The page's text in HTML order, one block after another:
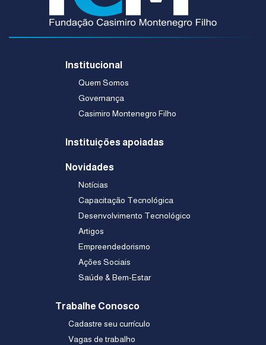
Institucional
Quem Somos
Governança
Casimiro Montenegro Filho
Instituições apoiadas
Novidades
Notícias
Capacitação Tecnológica
Desenvolvimento Tecnológico
Artigos
Empreendedorismo
Ações Sociais
Saúde & Bem-Estar
Trabalhe Conosco
Cadastre seu currículo
Vagas de trabalho